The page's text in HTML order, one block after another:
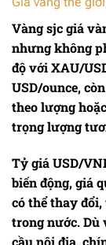
Vàng sjc giá
nhưng không
độ với XAU/
USD/ounce,
theo lượng
trọng lượng
Tỷ giá USD/
biến động, giá
có thể thay
trong nước. Dù
cầu nội địa,